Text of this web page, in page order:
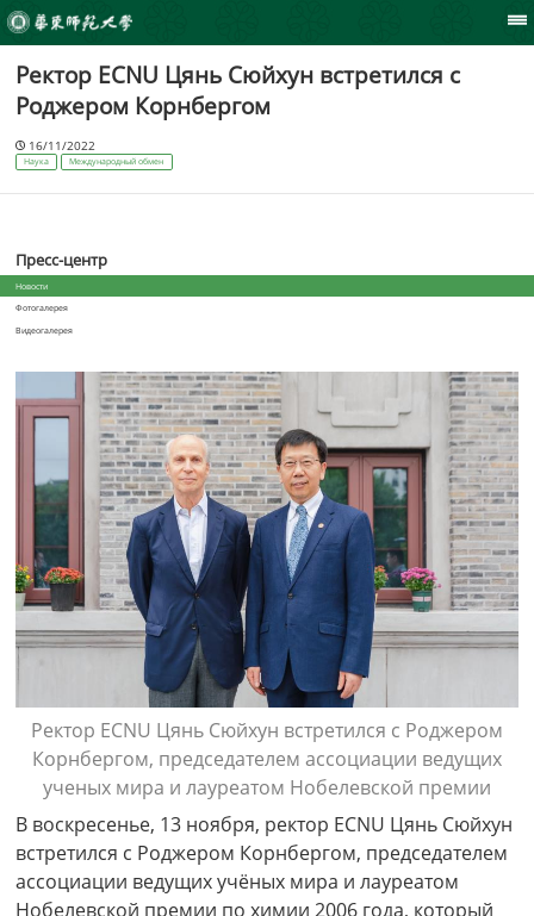
Ректор ECNU Цянь Сюйхун встретился с
Роджером Корнбергом
16/11/2022
Наука Международный обмен
Пресс-центр
Новости
Фотогалерея
Видеогалерея
Ректор ECNU Цянь Сюйхун встретился с Роджером
Корнбергом, председателем ассоциации ведущих
ученых мира и лауреатом Нобелевской премии
В воскресенье, 13 ноября, ректор ECNU Цянь Сюйхун
встретился с Роджером Корнбергом, председателем
ассоциации ведущих учёных мира и лауреатом
Нобелевской премии по химии 2006 года, который